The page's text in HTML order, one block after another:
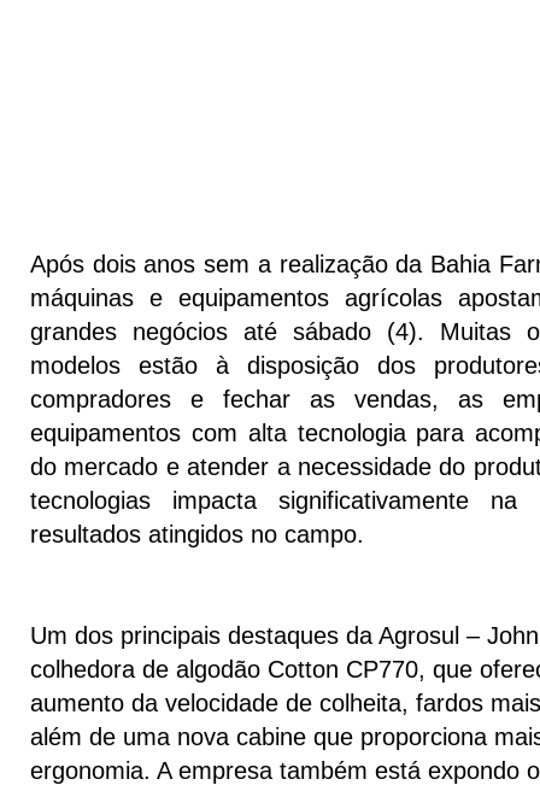
Após dois anos sem a realização da Bahia
máquinas e equipamentos agrícolas
grandes negócios até sábado (4). Muitas
modelos estão à disposição dos
compradores e fechar as vendas, as
equipamentos com alta tecnologia para
do mercado e atender a necessidade do
tecnologias impacta significativamente
resultados atingidos no campo.
Um dos principais destaques da Agrosul –
colhedora de algodão Cotton CP770, que
aumento da velocidade de colheita, fardos
além de uma nova cabine que proporciona
ergonomia. A empresa também está expondo